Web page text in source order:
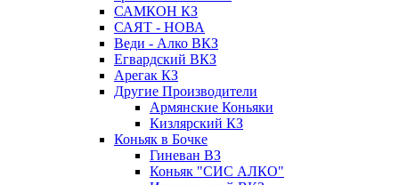
САМКОН КЗ
САЯТ - НОВА
Веди - Алко ВКЗ
Егвардский ВКЗ
Арегак КЗ
Другие Производители
Армянские Коньяки
Кизлярский КЗ
Коньяк в Бочке
Гиневан ВЗ
Коньяк "СИС АЛКО"